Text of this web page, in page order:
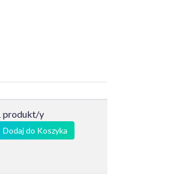
produkt/y
Dodaj do Koszyka